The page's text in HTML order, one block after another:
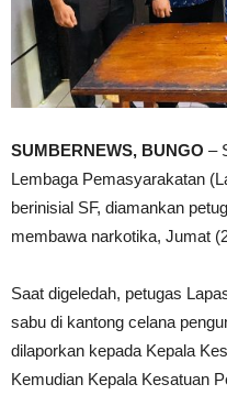
SUMBERNEWS, BUNGO –
Lembaga Pemasyarakatan
berinisial SF, diamankan
membawa narkotika, Jumat
Saat digeledah, petugas
sabu di kantong celana
dilaporkan kepada Kepala
Kemudian Kepala Kesatuan